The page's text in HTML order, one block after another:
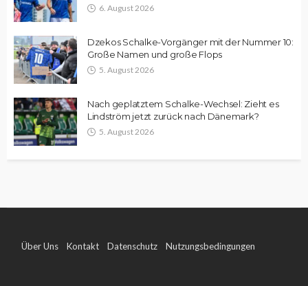
6. August 2026
Dzekos Schalke-Vorgänger mit der Nummer 10:
Große Namen und große Flops
5. August 2026
Nach geplatztem Schalke-Wechsel: Zieht es
Lindström jetzt zurück nach Dänemark?
5. August 2026
Über Uns Kontakt Datenschutz Nutzungsbedingungen